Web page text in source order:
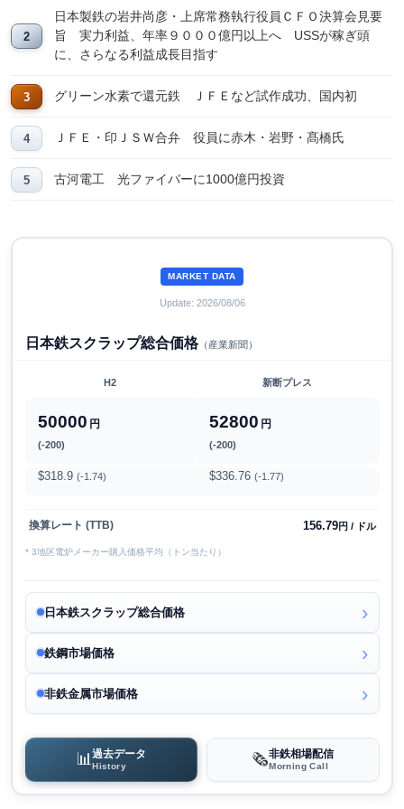
日本製鉄の岩井尚彦・上席常務執行役員ＣＦＯ決算会見要
旨 実力利益、年率９０００億円以上へ USSが稼ぎ頭
に、さらなる利益成長目指す
グリーン水素で還元鉄 ＪＦＥなど試作成功、国内初
ＪＦＥ・印ＪＳＷ合弁 役員に赤木・岩野・髙橋氏
古河電工 光ファイバーに1000億円投資
MARKET DATA
Update: 2026/08/06
日本鉄スクラップ総合価格（産業新聞）
H2 新断プレス
50000 円
(-200)
52800 円
(-200)
$318.9 (-1.74) $336.76 (-1.77)
換算レート (TTB) 156.79円 / ドル
* 3地区電炉メーカー購入価格平均（トン当たり）
日本鉄スクラップ総合価格
鉄鋼市場価格
非鉄金属市場価格
📊過去データ
History 🗞️非鉄相場配信
Morning Call